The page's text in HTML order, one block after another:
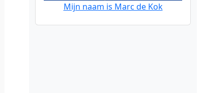
Mijn naam is Marc de Kok